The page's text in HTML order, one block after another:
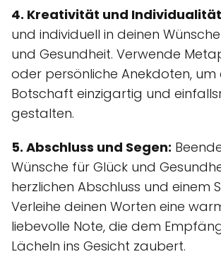
4. Kreativität und
und individuell in deinen
und Gesundheit. Verwende
oder persönliche Anekdoten, um
Botschaft einzigartig und
gestalten.
5. Abschluss und Segen:
Wünsche für Glück und
herzlichen Abschluss und einem
Verleihe deinen Worten eine
liebevolle Note, die dem
Lächeln ins Gesicht zaubert.